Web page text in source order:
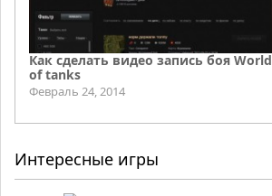
Как сделать видео запись боя World
of tanks
Февраль 24, 2014
Интересные игры